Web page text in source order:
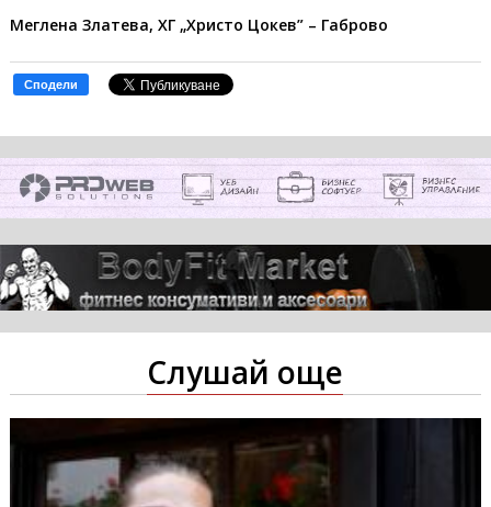
Меглена Златева, ХГ „Христо Цокев” – Габрово
Сподели
Слушай още